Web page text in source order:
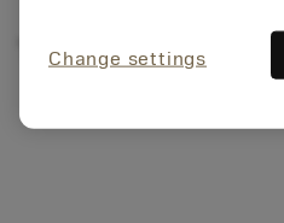
Turning centre
Change settings